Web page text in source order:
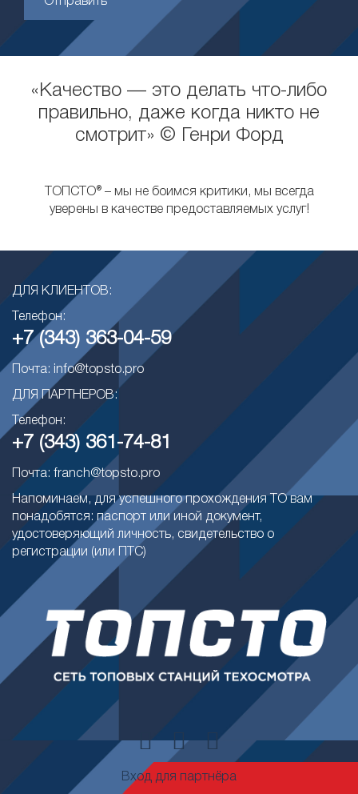
«Качество — это делать что-либо
правильно, даже когда никто не
смотрит» © Генри Форд
ТОПСТО® – мы не боимся критики, мы всегда
уверены в качестве предоставляемых услуг!
ДЛЯ КЛИЕНТОВ:
Телефон:
+7 (343) 363-04-59
Почта: info@topsto.pro
ДЛЯ ПАРТНЕРОВ:
Телефон:
+7 (343) 361-74-81
Почта: franch@topsto.pro
Напоминаем, для успешного прохождения ТО вам
понадобятся: паспорт или иной документ,
удостоверяющий личность, свидетельство о
регистрации (или ПТС)
Вход для партнёра